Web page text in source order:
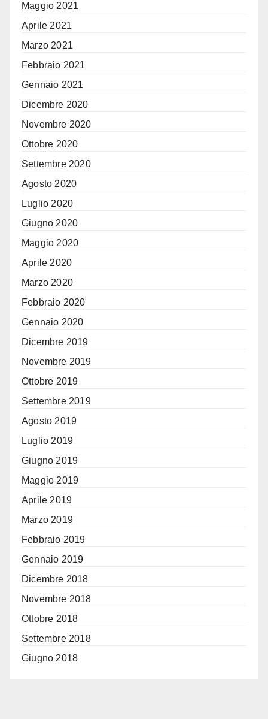
Maggio 2021
Aprile 2021
Marzo 2021
Febbraio 2021
Gennaio 2021
Dicembre 2020
Novembre 2020
Ottobre 2020
Settembre 2020
Agosto 2020
Luglio 2020
Giugno 2020
Maggio 2020
Aprile 2020
Marzo 2020
Febbraio 2020
Gennaio 2020
Dicembre 2019
Novembre 2019
Ottobre 2019
Settembre 2019
Agosto 2019
Luglio 2019
Giugno 2019
Maggio 2019
Aprile 2019
Marzo 2019
Febbraio 2019
Gennaio 2019
Dicembre 2018
Novembre 2018
Ottobre 2018
Settembre 2018
Giugno 2018